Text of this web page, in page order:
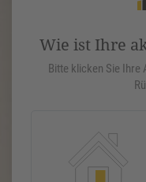
Wie ist Ihre
Bitte klicken Sie Ihre